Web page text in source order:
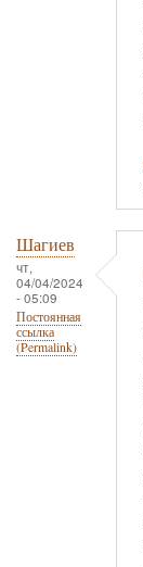
Шагиев
чт,
04/04/2024
- 05:09
Постоянная
ссылка
(Permalink)